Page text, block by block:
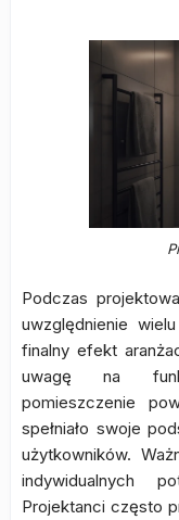
Podczas
uwzględnienie
finalny efekt
uwagę na
pomieszczenie
spełniało swoje
użytkowników.
indywidualnych
Projektanci często